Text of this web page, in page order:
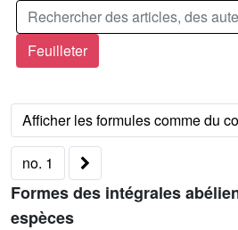
Feuilleter
no. 1
Formes des intégrales
espèces